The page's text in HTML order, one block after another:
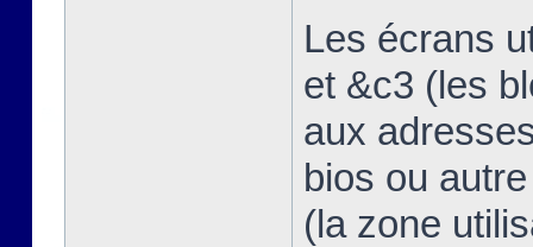
Les écrans
et &c3 (les
aux
bios ou
(la zone